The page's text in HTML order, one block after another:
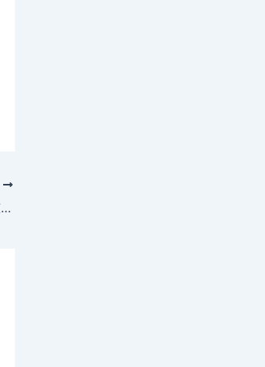
家庭消毒，JIUYI俱意豪宅設計一文讀懂